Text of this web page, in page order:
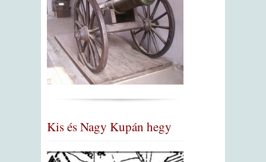
Kis és Nagy Kupán hegy